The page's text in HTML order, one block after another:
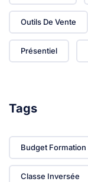
Outils De Vente
Présentiel
Tags
Budget Formation
Classe Inversée